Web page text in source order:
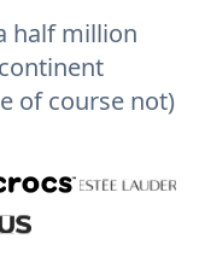
half million
of course not)